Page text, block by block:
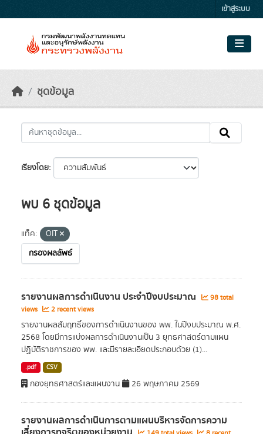
เข้าสู่ระบบ
ชุดข้อมูล
เรียงโดย
พบ 6 ชุดข้อมูล
แท็ค:
OIT
กรองผลลัพธ์
รายงานผลการดำเนินงาน ประจำปีงบประมาณ
98 total
views
2 recent views
รายงานผลสัมฤทธิ์ของการดำเนินงานของ พพ. ในปีงบประมาณ พ.ศ.
2568 โดยมีการแบ่งผลการดำเนินงานเป็น 3 ยุทธศาสตร์ตามแผน
ปฏิบัติราชการของ พพ. และมีรายละเอียดประกอบด้วย (1)...
.pdf CSV
กองยุทธศาสตร์และแผนงาน 26 พฤษภาคม 2569
รายงานผลการดำเนินการตามแผนบริหารจัดการความ